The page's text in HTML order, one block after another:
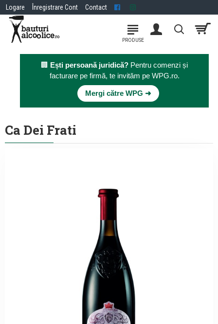
Logare Înregistrare Cont Contact
🏢 Ești persoană juridică? Pentru comenzi și
facturare pe firmă, te invităm pe WPG.ro.
Mergi către WPG ➜
Ca Dei Frati